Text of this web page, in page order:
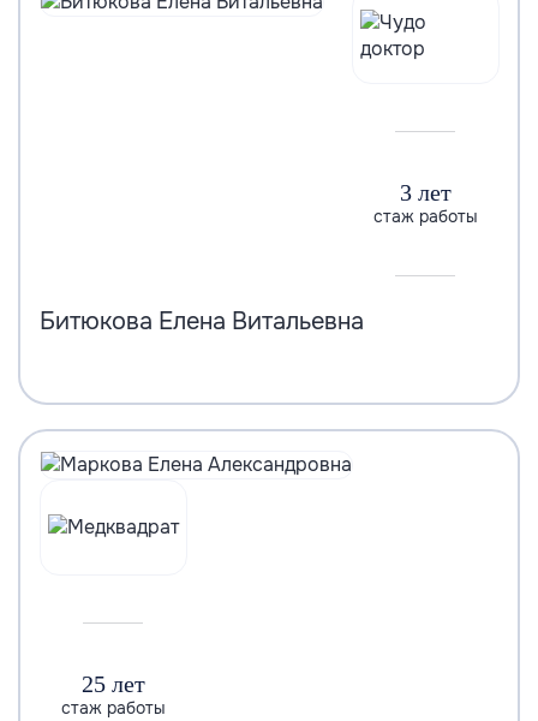
3 лет
стаж работы
Битюкова Елена Витальевна
25 лет
стаж работы